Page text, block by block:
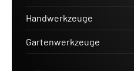
Handwerkzeuge
Gartenwerkzeuge